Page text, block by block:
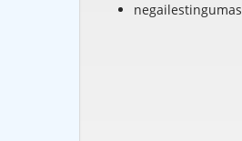
negailestingumas